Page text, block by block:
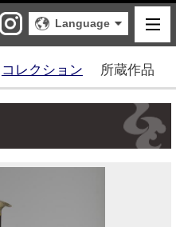
しもだて美術館
X Instagram
Language
コレクション 所蔵作品